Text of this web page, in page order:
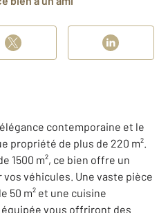
contemporaine et le
propriété de plus de 220 m².
1500 m², ce bien offre un
véhicules. Une vaste pièce
50 m² et une cuisine
vous offriront des